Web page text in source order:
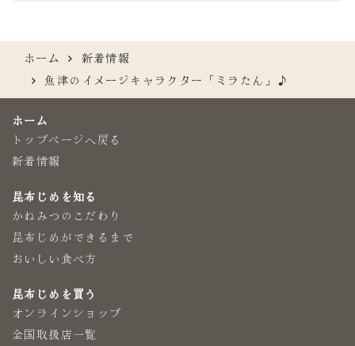
ホーム
新着情報
魚津のイメージキャラクター「ミラたん」♪
ホーム
トップページへ戻る
新着情報
昆布じめを知る
かねみつのこだわり
昆布じめができるまで
おいしい食べ方
昆布じめを買う
オンラインショップ
全国取扱店一覧